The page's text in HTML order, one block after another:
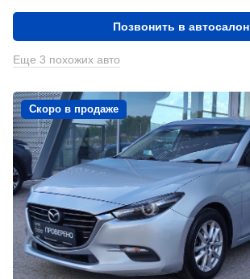
Позвонить в автосалон
Еще 3 похожих авто
Скоро в продаже